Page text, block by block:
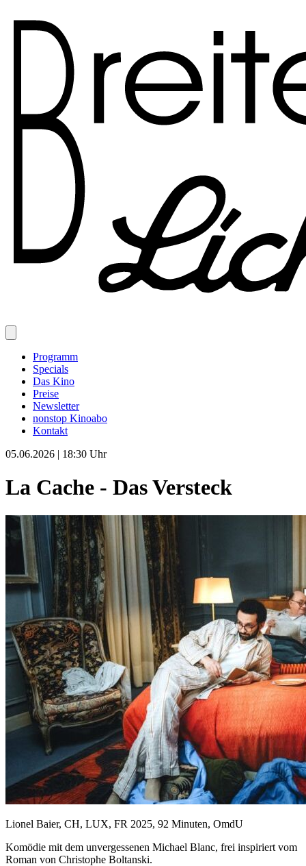
Programm
Specials
Das Kino
Preise
Newsletter
nonstop Kinoabo
Kontakt
05.06.2026 | 18:30 Uhr
La Cache - Das Versteck
Lionel Baier, CH, LUX, FR 2025, 92 Minuten, OmdU
Komödie mit dem unvergessenen Michael Blanc, frei inspiriert vom
Roman von Christophe Boltanski.